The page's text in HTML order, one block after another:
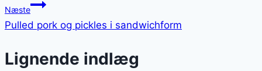
Næste
Pulled pork og pickles i sandwichform
Lignende indlæg